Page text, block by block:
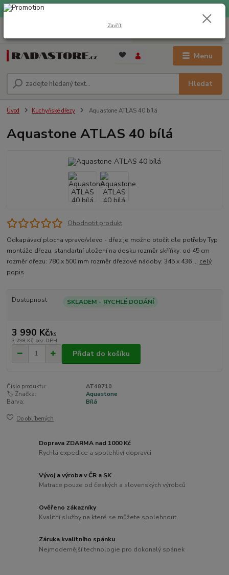
EXPRESNÍ DOPRAVA ZDARMA při nákupu nad 1000 Kč
Menu
Hledat
Úvod Kuchyňské dřezy Aquastone ATLAS 40 bílá
Aquastone ATLAS 40 bílá
Ohodnotit produkt
Odkapávací plocha vpravo/vlevo - dřez je možno otočit dle potřeby Typ
montáže dřezu: standartní uložení na desku rozměr skříňky: od 45 cm
rozměr dřezu: 780 x 500 mm rozměr dřezové nádoby: 345 x 436 ... celý
popis
Dostupnost SKLADEM - RYCHLÉ DODÁNÍ
3 990 Kč/ks
3 298 Kč bez DPH
Přidat do košíku
Číslo produktu:
AT40710
🏷️ Značka:
Aquastone
Barva:
Bílá
Do oblíbených
Doprava ZDARMA nad 1000 Kč
Rychlá expedice a spolehliví dopravci
Vývoj a výroba v ČR a SK
Matrace pouze od českých a slovenských výrobců
Ověřeno zákazníky
Kvalitní služby na které se můžete spolehnout
Záruka kvalitního spánku
Nejmodernější technologie pro dokonalý spánek
Zavřít